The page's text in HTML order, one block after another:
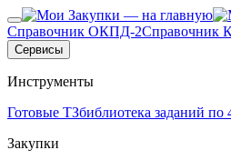
Справочник ОКПД-2Справочник
Сервисы
Инструменты
Готовые ТЗбиблиотека заданий по
Закупки